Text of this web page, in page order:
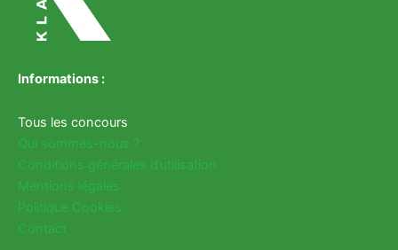
Informations :
Tous les concours
Qui sommes-nous ?
Conditions générales d’utilisation
Mentions légales
Politique Cookies
Contact